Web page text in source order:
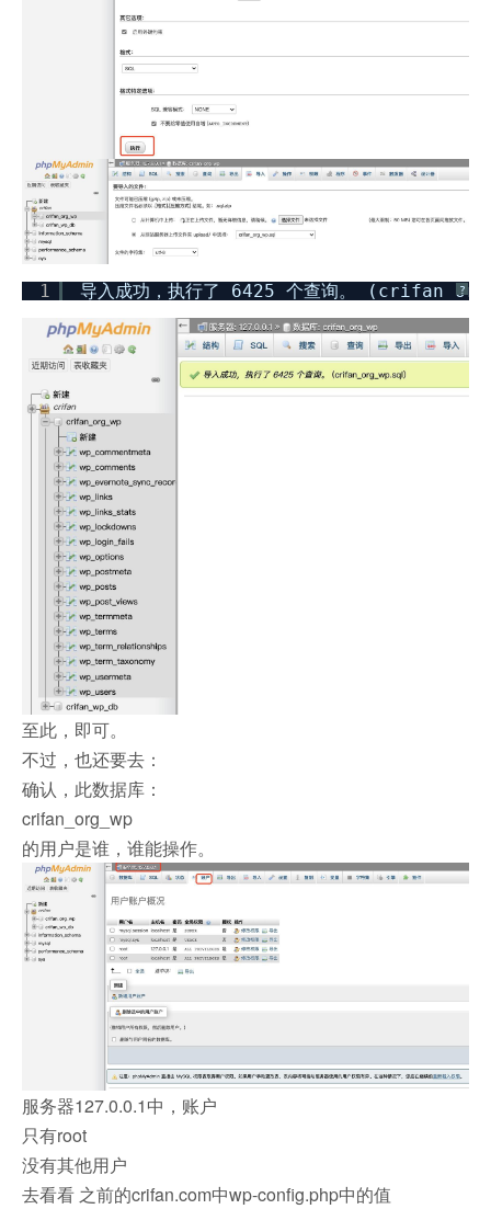
?
1 导入成功，执行了 6425 个查询。
至此，即可。
不过，也还要去：
确认，此数据库：
crifan_org_wp
的用户是谁，谁能操作。
服务器127.0.0.1中，账户
只有root
没有其他用户
去看看 之前的crifan.com中wp-config.php中的值